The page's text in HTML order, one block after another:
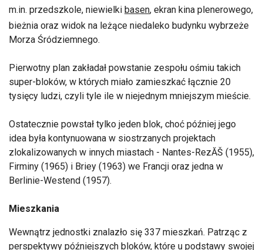
m.in. przedszkole, niewielki basen, ekran kina plenerowego,
bieżnia oraz widok na leżące niedaleko budynku wybrzeże
Morza Śródziemnego.
Pierwotny plan zakładał powstanie zespołu ośmiu takich
super-bloków, w których miało zamieszkać łącznie 20
tysięcy ludzi, czyli tyle ile w niejednym mniejszym mieście.
Ostatecznie powstał tylko jeden blok, choć później jego
idea była kontynuowana w siostrzanych projektach
zlokalizowanych w innych miastach - Nantes-RezĂŠ (1955),
Firminy (1965) i Briey (1963) we Francji oraz jedna w
Berlinie-Westend (1957).
Mieszkania
Wewnątrz jednostki znalazło się 337 mieszkań. Patrząc z
perspektywy późniejszych bloków, które u podstawy swojej